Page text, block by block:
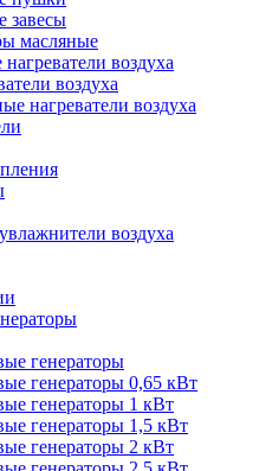
завесы
масляные
воздуха
воздуха
нагреватели воздуха
воздуха
генераторы
генераторы 0,65 кВт
генераторы 1 кВт
генераторы 1,5 кВт
генераторы 2 кВт